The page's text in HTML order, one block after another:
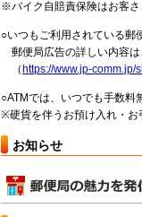
※バイク自賠責保険はお客さ
○いつもご利用されている郵
郵便局広告の詳しい内容は
（ https://www.jp-
○ATMでは、いつでも手数料
※硬貨を伴うお預け入れ・お
お知らせ